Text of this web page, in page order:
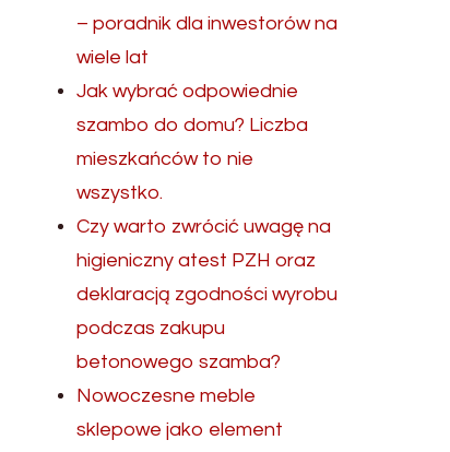
– poradnik dla inwestorów na
wiele lat
Jak wybrać odpowiednie
szambo do domu? Liczba
mieszkańców to nie
wszystko.
Czy warto zwrócić uwagę na
higieniczny atest PZH oraz
deklaracją zgodności wyrobu
podczas zakupu
betonowego szamba?
Nowoczesne meble
sklepowe jako element